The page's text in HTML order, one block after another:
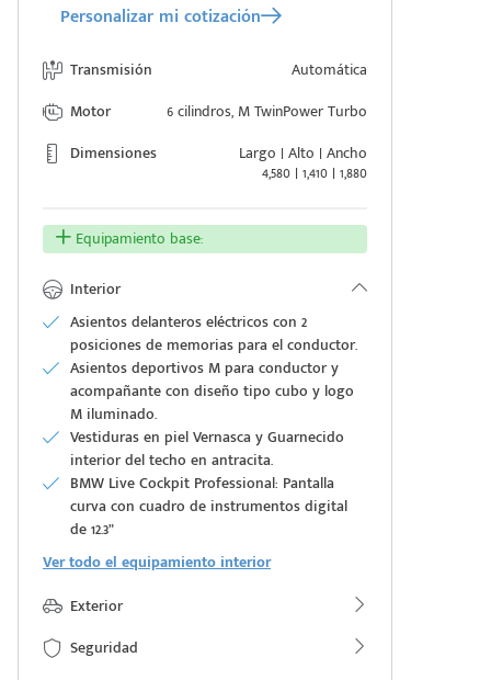
Personalizar mi cotización
Transmisión
Automática
Motor
6 cilindros, M TwinPower Turbo
Dimensiones
Largo | Alto | Ancho
4,580 | 1,410 | 1,880
Equipamiento base:
Interior
Asientos delanteros eléctricos con 2
posiciones de memorias para el conductor.
Asientos deportivos M para conductor y
acompañante con diseño tipo cubo y logo
M iluminado.
Vestiduras en piel Vernasca y Guarnecido
interior del techo en antracita.
BMW Live Cockpit Professional: Pantalla
curva con cuadro de instrumentos digital
de 12.3”
Ver todo el equipamiento interior
Exterior
Seguridad